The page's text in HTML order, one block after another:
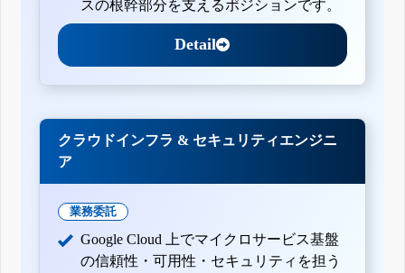
スの根幹部分を支えるポジションです。
Detail
クラウドインフラ & セキュリティエンジニ
ア
業務委託
Google Cloud 上でマイクロサービス基盤
の信頼性・可用性・セキュリティを担う